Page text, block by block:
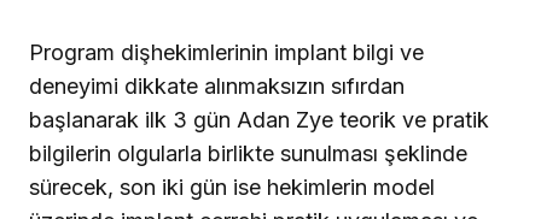
Program dişhekimlerinin implant bilgi ve
deneyimi dikkate alınmaksızın sıfırdan
başlanarak ilk 3 gün Adan Zye teorik ve pratik
bilgilerin olgularla birlikte sunulması şeklinde
sürecek, son iki gün ise hekimlerin model